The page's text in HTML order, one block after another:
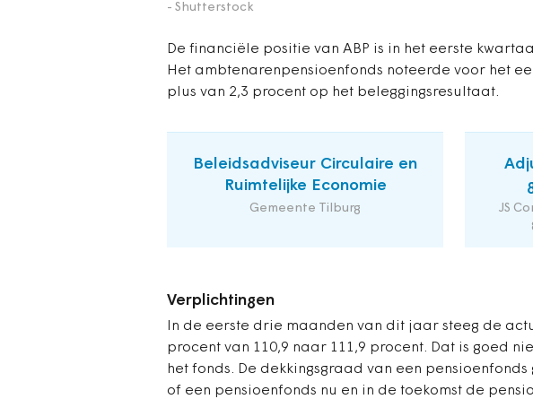
- Shutterstock
De financiële positie van ABP is in het eerste
Het ambtenarenpensioenfonds noteerde voor het
plus van 2,3 procent op het beleggingsresultaat.
Beleidsadviseur Circulaire en
Ruimtelijke Economie
Gemeente Tilburg
JS
Verplichtingen
In de eerste drie maanden van dit jaar steeg de
procent van 110,9 naar 111,9 procent. Dat is goed
het fonds. De dekkingsgraad van een
of een pensioenfonds nu en in de toekomst de